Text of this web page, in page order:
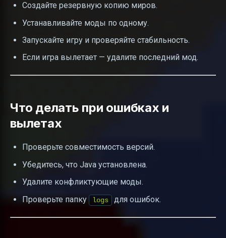
Создайте резервную копию миров.
Устанавливайте моды по одному.
Запускайте игру и проверяйте стабильность.
Если игра вылетает — удалите последний мод.
Что делать при ошибках и
вылетах
Проверьте совместимость версий.
Убедитесь, что Java установлена.
Удалите конфликтующие моды.
Проверьте папку
logs для ошибок.